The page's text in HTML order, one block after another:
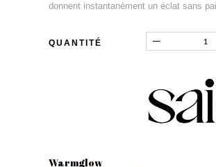
donnent instantanément un éclat sans
QUANTITÉ
Warmglow